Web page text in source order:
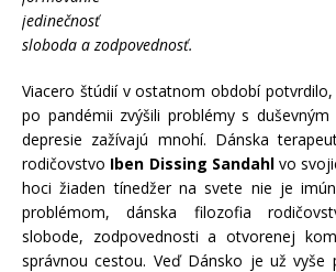
jedinečnosť
sloboda a zodpovednosť.
Viacero štúdií v ostatnom období
po pandémii zvýšili problémy s
depresie zažívajú mnohí. Dánska
rodičovstvo Iben Dissing Sandahlvo
hoci žiaden tínedžer na svete nie je
problémom, dánska filozofia
slobode, zodpovednosti a otvorenej
správnou cestou. Veď Dánsko je už vyše